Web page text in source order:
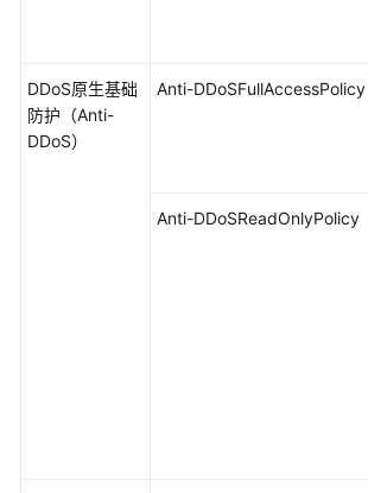
DDoS原生基础
防护（Anti-
DDoS）
Anti-DDoSFullAccessPolicy
Anti-DDoSReadOnlyPolicy